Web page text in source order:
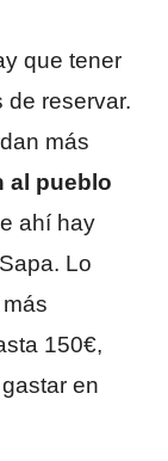
que tener
de reservar.
más
al pueblo
ahí hay
Lo
150€,
en